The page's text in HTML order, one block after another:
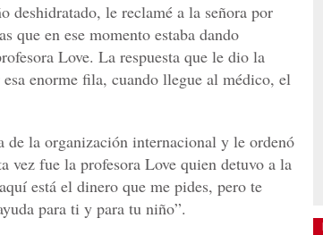
deshidratado, le reclamé a la señora por
que en ese momento estaba dando
Love. La respuesta que le dio la
enorme fila, cuando llegue al médico, el
de la organización internacional y le ordenó
vez fue la profesora Love quien detuvo a la
está el dinero que me pides, pero te
para ti y para tu niño”.